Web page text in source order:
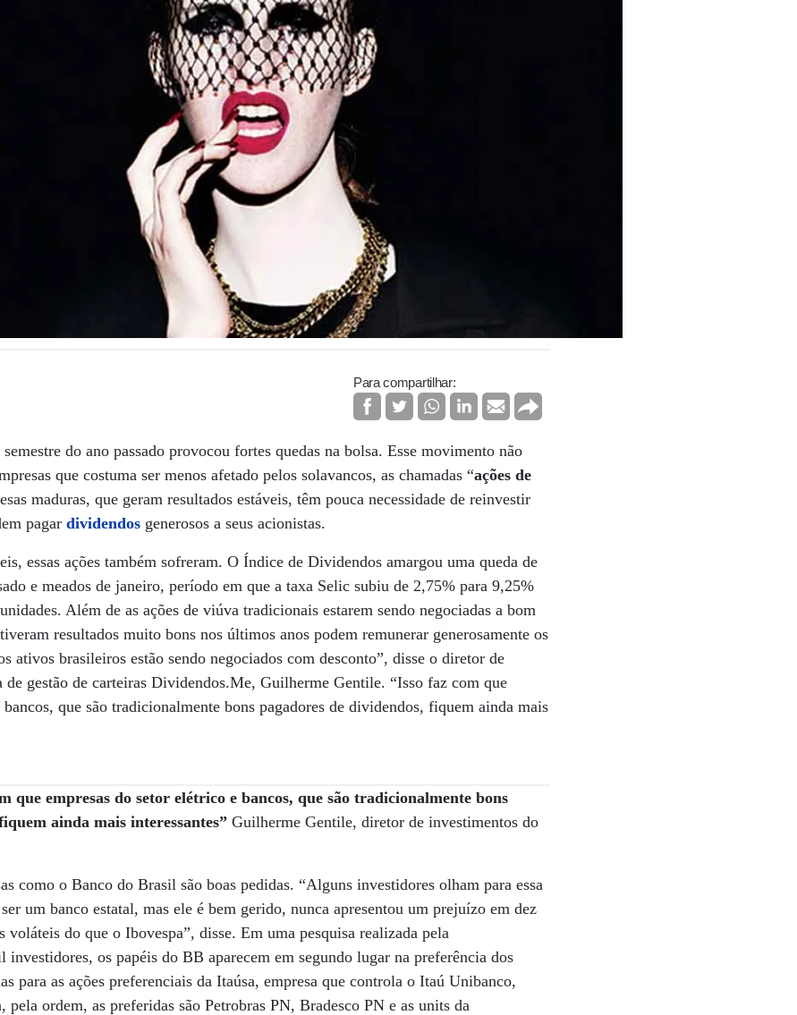
Para compartilhar:
do ano passado provocou fortes quedas na bolsa. Esse movimento não
que costuma ser menos afetado pelos solavancos, as chamadas “ações de
maduras, que geram resultados estáveis, têm pouca necessidade de reinvestir
pagardividendos generosos a seus acionistas.
essas ações também sofreram. O Índice de Dividendos amargou uma queda de
e meados de janeiro, período em que a taxa Selic subiu de 2,75% para 9,25%
Além de as ações de viúva tradicionais estarem sendo negociadas a bom
resultados muito bons nos últimos anos podem remunerar generosamente os
ativos brasileiros estão sendo negociados com desconto”, disse o diretor de
gestão de carteiras Dividendos.Me, Guilherme Gentile. “Isso faz com que
que são tradicionalmente bons pagadores de dividendos, fiquem ainda mais
que empresas do setor elétrico e bancos, que são tradicionalmente bons
ainda mais interessantes” Guilherme Gentile, diretor de investimentos do
como o Banco do Brasil são boas pedidas. “Alguns investidores olham para essa
um banco estatal, mas ele é bem gerido, nunca apresentou um prejuízo em dez
voláteis do que o Ibovespa”, disse. Em uma pesquisa realizada pela
os papéis do BB aparecem em segundo lugar na preferência dos
para as ações preferenciais da Itaúsa, empresa que controla o Itaú Unibanco,
pela ordem, as preferidas são Petrobras PN, Bradesco PN e as units da